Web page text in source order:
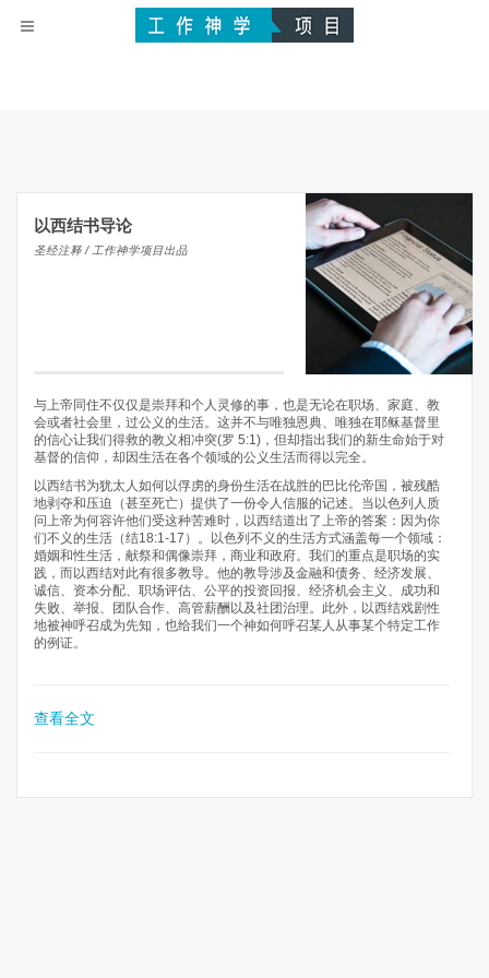
以西结书导论
圣经注释 / 工作神学项目出品
与上帝同住不仅仅是崇拜和个人灵修的事，也是无论在职场、家庭、教
会或者社会里，过公义的生活。这并不与唯独恩典、唯独在耶稣基督里
的信心让我们得救的教义相冲突(罗 5:1)，但却指出我们的新生命始于对
基督的信仰，却因生活在各个领域的公义生活而得以完全。
以西结书为犹太人如何以俘虏的身份生活在战胜的巴比伦帝国，被残酷
地剥夺和压迫（甚至死亡）提供了一份令人信服的记述。当以色列人质
问上帝为何容许他们受这种苦难时，以西结道出了上帝的答案：因为你
们不义的生活（结18:1-17）。以色列不义的生活方式涵盖每一个领域：
婚姻和性生活，献祭和偶像崇拜，商业和政府。我们的重点是职场的实
践，而以西结对此有很多教导。他的教导涉及金融和债务、经济发展、
诚信、资本分配、职场评估、公平的投资回报、经济机会主义、成功和
失败、举报、团队合作、高管薪酬以及社团治理。此外，以西结戏剧性
地被神呼召成为先知，也给我们一个神如何呼召某人从事某个特定工作
的例证。
查看全文